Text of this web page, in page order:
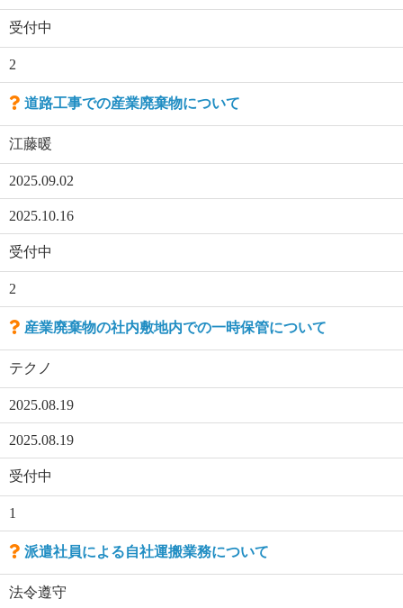
受付中
2
道路工事での産業廃棄物について
江藤暖
2025.09.02
2025.10.16
受付中
2
産業廃棄物の社内敷地内での一時保管について
テクノ
2025.08.19
2025.08.19
受付中
1
派遣社員による自社運搬業務について
法令遵守